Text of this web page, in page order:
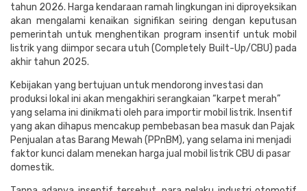
tahun 2026. Harga kendaraan ramah lingkungan ini diproyeksikan
akan mengalami kenaikan signifikan seiring dengan keputusan
pemerintah untuk menghentikan program insentif untuk mobil
listrik yang diimpor secara utuh (Completely Built-Up/CBU) pada
akhir tahun 2025.
Kebijakan yang bertujuan untuk mendorong investasi dan
produksi lokal ini akan mengakhiri serangkaian “karpet merah”
yang selama ini dinikmati oleh para importir mobil listrik. Insentif
yang akan dihapus mencakup pembebasan bea masuk dan Pajak
Penjualan atas Barang Mewah (PPnBM), yang selama ini menjadi
faktor kunci dalam menekan harga jual mobil listrik CBU di pasar
domestik.